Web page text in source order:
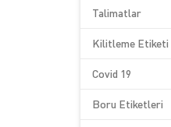
Talimatlar
Kilitleme Etiketi
Covid 19
Boru Etiketleri